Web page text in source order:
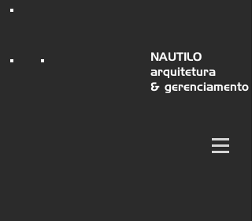
NAUTILO
arquitetura
& gerenciamento